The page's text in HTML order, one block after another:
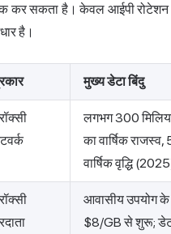
कर सकता है। केवल आईपी रोटेशन
है।
मुख्य डेटा बिंदु
लगभग 300
का वार्षिक
वार्षिक वृद्धि
आवासीय उपयोग के
$8/GB से शुरू;